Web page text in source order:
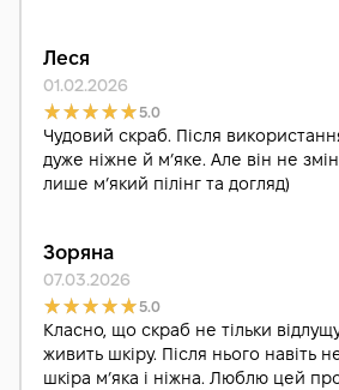
Леся
01.02.2026
5.0
Чудовий скраб. Після
дуже ніжне й м’яке. Але він не
лише м’який пілінг та догляд)
Зоряна
07.03.2026
5.0
Класно, що скраб не тільки
живить шкіру. Після нього навіть
шкіра м’яка і ніжна. Люблю цей